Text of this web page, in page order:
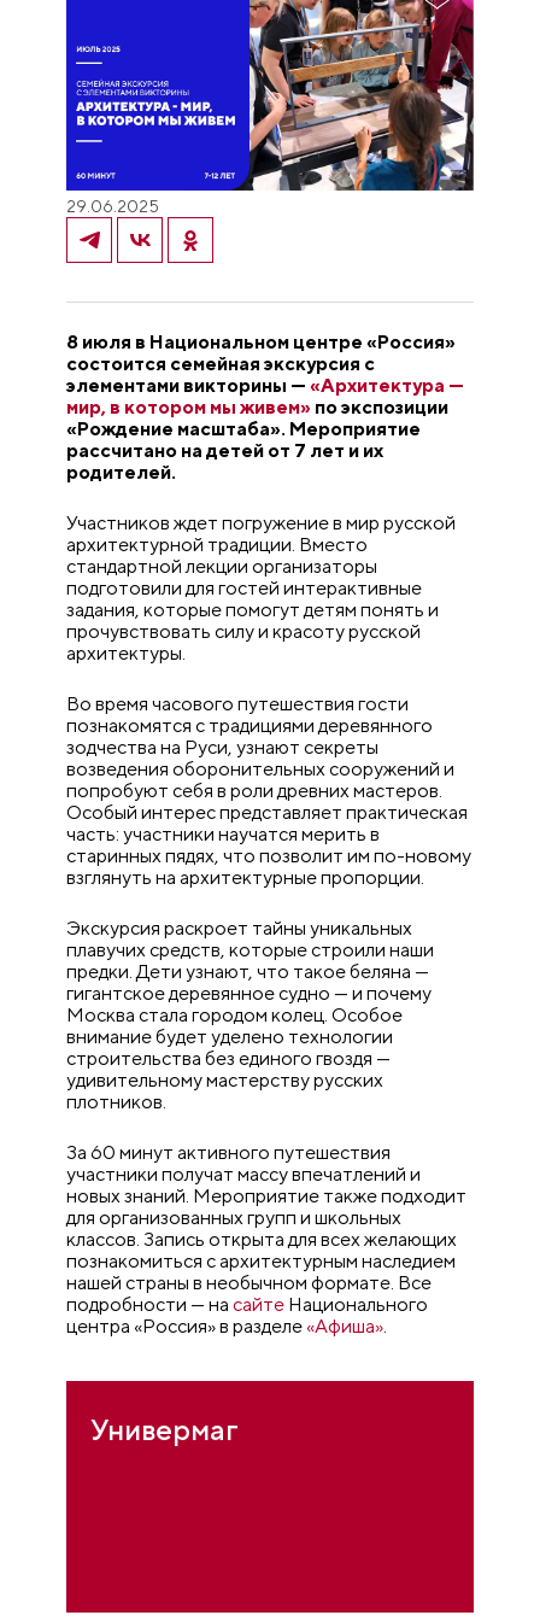
29.06.2025
8 июля в Национальном центре «Россия»
состоится семейная экскурсия с
элементами викторины —«Архитектура —
мир, в котором мы живем» по экспозиции
«Рождение масштаба». Мероприятие
рассчитано на детей от 7 лет и их
родителей.
Участников ждет погружение в мир русской
архитектурной традиции. Вместо
стандартной лекции организаторы
подготовили для гостей интерактивные
задания, которые помогут детям понять и
прочувствовать силу и красоту русской
архитектуры.
Во время часового путешествия гости
познакомятся с традициями деревянного
зодчества на Руси, узнают секреты
возведения оборонительных сооружений и
попробуют себя в роли древних мастеров.
Особый интерес представляет практическая
часть: участники научатся мерить в
старинных пядях, что позволит им по-новому
взглянуть на архитектурные пропорции.
Экскурсия раскроет тайны уникальных
плавучих средств, которые строили наши
предки. Дети узнают, что такое беляна —
гигантское деревянное судно — и почему
Москва стала городом колец. Особое
внимание будет уделено технологии
строительства без единого гвоздя —
удивительному мастерству русских
плотников.
За 60 минут активного путешествия
участники получат массу впечатлений и
новых знаний. Мероприятие также подходит
для организованных групп и школьных
классов. Запись открыта для всех желающих
познакомиться с архитектурным наследием
нашей страны в необычном формате. Все
подробности — насайте Национального
центра «Россия» в разделе«Афиша».
Универмаг